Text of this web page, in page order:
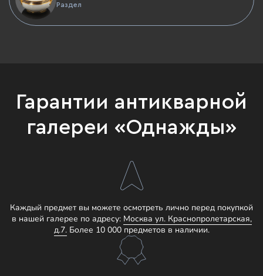
Раздел
Гарантии антикварной
галереи «Однажды»
Каждый предмет вы можете осмотреть лично перед покупкой
в нашей галерее по адресу: Москва ул. Краснопролетарская,
д.7.Более 10 000 предметов в наличии.